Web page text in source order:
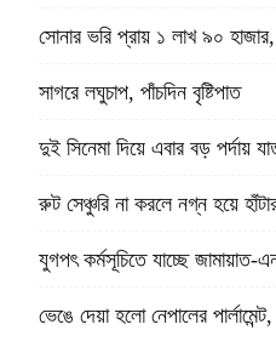
সোনার ভরি প্রায় ১ লাখ ৯০
সাগরে লঘুচাপ, পাঁচদিন বৃষ্টিপাত
দুই সিনেমা দিয়ে এবার বড় পর্দায়
রুট সেঞ্চুরি না করলে নগ্ন হয়ে
যুগপৎ কর্মসূচিতে যাচ্ছে
ভেঙে দেয়া হলো নেপালের পার্লামেন্ট,